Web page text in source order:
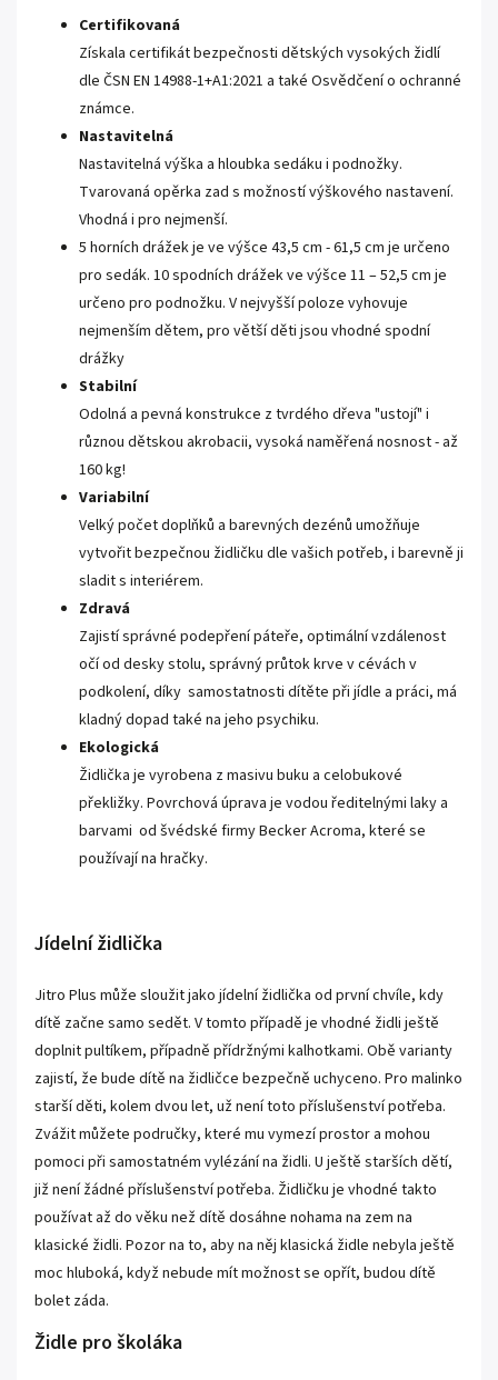
Certifikovaná
Získala certifikát bezpečnosti dětských vysokých židlí
dle ČSN EN 14988-1+A1:2021 a také Osvědčení o ochranné
známce.
Nastavitelná
Nastavitelná výška a hloubka sedáku i podnožky.
Tvarovaná opěrka zad s možností výškového nastavení.
Vhodná i pro nejmenší.
5 horních drážek je ve výšce 43,5 cm - 61,5 cm je určeno
pro sedák. 10 spodních drážek ve výšce 11 – 52,5 cm je
určeno pro podnožku. V nejvyšší poloze vyhovuje
nejmenším dětem, pro větší děti jsou vhodné spodní
drážky
Stabilní
Odolná a pevná konstrukce z tvrdého dřeva "ustojí" i
různou dětskou akrobacii, vysoká naměřená nosnost - až
160 kg!
Variabilní
Velký počet doplňků a barevných dezénů umožňuje
vytvořit bezpečnou židličku dle vašich potřeb, i barevně ji
sladit s interiérem.
Zdravá
Zajistí správné podepření páteře, optimální vzdálenost
očí od desky stolu, správný průtok krve v cévách v
podkolení, díky samostatnosti dítěte při jídle a práci, má
kladný dopad také na jeho psychiku.
Ekologická
Židlička je vyrobena z masivu buku a celobukové
překližky. Povrchová úprava je vodou ředitelnými laky a
barvami od švédské firmy Becker Acroma, které se
používají na hračky.
Jídelní židlička
Jitro Plus může sloužit jako jídelní židlička od první chvíle, kdy
dítě začne samo sedět. V tomto případě je vhodné židli ještě
doplnit pultíkem, případně přídržnými kalhotkami. Obě varianty
zajistí, že bude dítě na židličce bezpečně uchyceno. Pro malinko
starší děti, kolem dvou let, už není toto příslušenství potřeba.
Zvážit můžete područky, které mu vymezí prostor a mohou
pomoci při samostatném vylézání na židli. U ještě starších dětí,
již není žádné příslušenství potřeba. Židličku je vhodné takto
používat až do věku než dítě dosáhne nohama na zem na
klasické židli. Pozor na to, aby na něj klasická židle nebyla ještě
moc hluboká, když nebude mít možnost se opřít, budou dítě
bolet záda.
Židle pro školáka